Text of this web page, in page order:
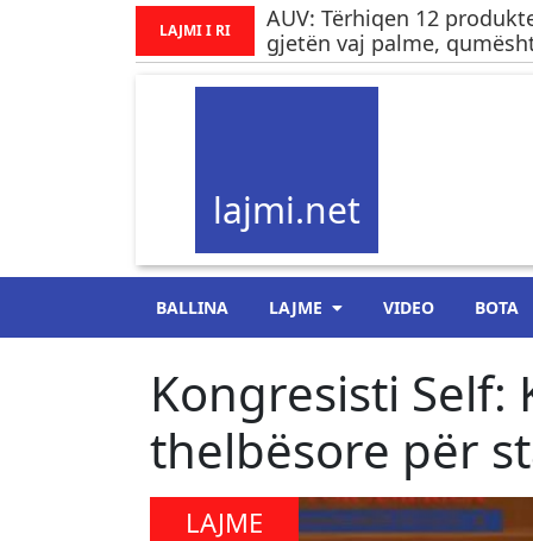
LAJMI I RI
AUV: Tërhiqen 12
gjetën vaj palme,
lajmi.net
BALLINA LAJME VIDEO BOTA
Kongresisti Self:
thelbësore për
LAJME